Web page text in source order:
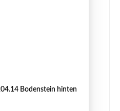
Bodenstein hinten